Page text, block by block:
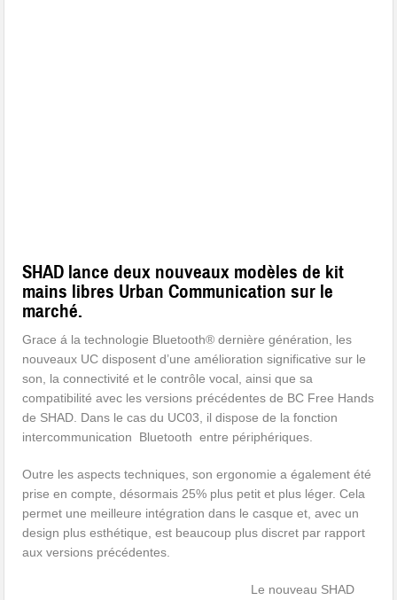
SHAD lance deux nouveaux modèles de kit
mains libres Urban Communication sur le
marché.
Grace á la technologie Bluetooth® dernière génération, les
nouveaux UC disposent d’une amélioration significative sur le
son, la connectivité et le contrôle vocal, ainsi que sa
compatibilité avec les versions précédentes de BC Free Hands
de SHAD. Dans le cas du UC03, il dispose de la fonction
intercommunication Bluetooth entre périphériques.
Outre les aspects techniques, son ergonomie a également été
prise en compte, désormais 25% plus petit et plus léger. Cela
permet une meilleure intégration dans le casque et, avec un
design plus esthétique, est beaucoup plus discret par rapport
aux versions précédentes.
Le nouveau SHAD